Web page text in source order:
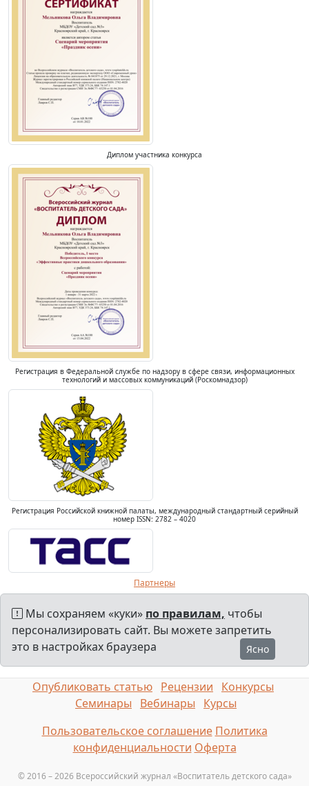
Диплом участника конкурса
Регистрация в Федеральной службе по надзору в сфере связи, информационных
технологий и массовых коммуникаций (Роскомнадзор)
Регистрация Российской книжной палаты, международный стандартный серийный
номер ISSN: 2782 – 4020
Партнеры
Мы сохраняем «куки» по правилам, чтобы
персонализировать сайт. Вы можете запретить
это в настройках браузера
Ясно
Опубликовать статью Рецензии
Конкурсы
Семинары
Вебинары
Курсы
Пользовательское соглашение Политика
конфиденциальности Оферта
© 2016 – 2026 Всероссийский журнал «Воспитатель детского сада»